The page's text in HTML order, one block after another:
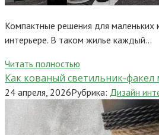
Компактные решения для
интерьере. В таком жилье каждый…
Читать полностью
Как кованый светильник-
24 апреля, 2026Рубрика: Дизайн